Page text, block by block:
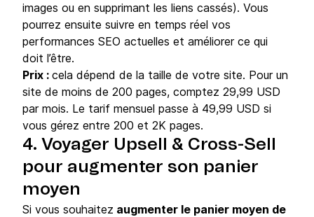
images ou en supprimant les liens cassés). Vous
pourrez ensuite suivre en temps réel vos
performances SEO actuelles et améliorer ce qui
doit l’être.
Prix : cela dépend de la taille de votre site. Pour un
site de moins de 200 pages, comptez 29,99 USD
par mois. Le tarif mensuel passe à 49,99 USD si
vous gérez entre 200 et 2K pages.
4. Voyager Upsell & Cross-Sell
pour augmenter son panier
moyen
Si vous souhaitez augmenter le panier moyen de